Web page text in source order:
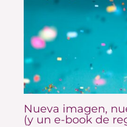
Nueva imagen,
(y un e-book de